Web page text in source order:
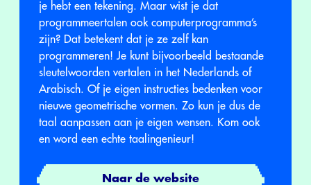
je hebt een tekening. Maar wist je dat
programmeertalen ook computerprogramma’s
zijn? Dat betekent dat je ze zelf kan
programmeren! Je kunt bijvoorbeeld bestaande
sleutelwoorden vertalen in het Nederlands of
Arabisch. Of je eigen instructies bedenken voor
nieuwe geometrische vormen. Zo kun je dus de
taal aanpassen aan je eigen wensen. Kom ook
en word een echte taalingenieur!
Naar de website